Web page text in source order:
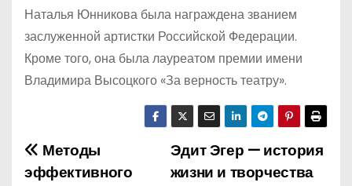
Наталья Юнникова была награждена званием
заслуженной артистки Российской Федерации.
Кроме того, она была лауреатом премии имени
Владимира Высоцкого «За верность театру».
Н
Эдит Эгер — история
жизни и творчества
Методы
эффективного